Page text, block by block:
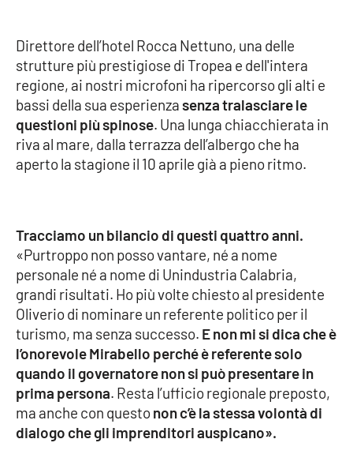
Cultura
Economia e Lavoro
Politica
Società
Sport
RUBRICHE
Good Morning Vietnam
Parchi Marini Calabria
Leggendo Alvaro insieme
Direttore dell’hotel Rocca Nettuno, una delle
strutture più prestigiose di Tropea e dell'intera
regione, ai nostri microfoni ha ripercorso gli alti e
bassi della sua esperienzasenza tralasciare le
questioni più spinose. Una lunga chiacchierata in
riva al mare, dalla terrazza dell’albergo che ha
aperto la stagione il 10 aprile già a pieno ritmo.
Tracciamo un bilancio di questi quattro anni.
«Purtroppo non posso vantare, né a nome
personale né a nome di Unindustria Calabria,
grandi risultati. Ho più volte chiesto al presidente
Oliverio di nominare un referente politico per il
turismo, ma senza successo. E non mi si dica che è
l’onorevole Mirabello perché è referente solo
quando il governatore non si può presentare in
prima persona. Resta l’ufficio regionale preposto,
ma anche con questonon c’è la stessa volontà di
dialogo che gli imprenditori auspicano».